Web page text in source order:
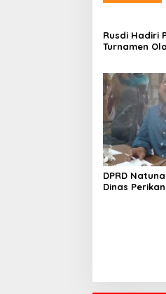
Rusdi Hadiri
Turnamen
DPRD
Dinas